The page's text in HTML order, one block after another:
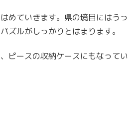
めていきます。県の境目にはうっ
ズルがしっかりとはまります。
ピースの収納ケースにもなってい